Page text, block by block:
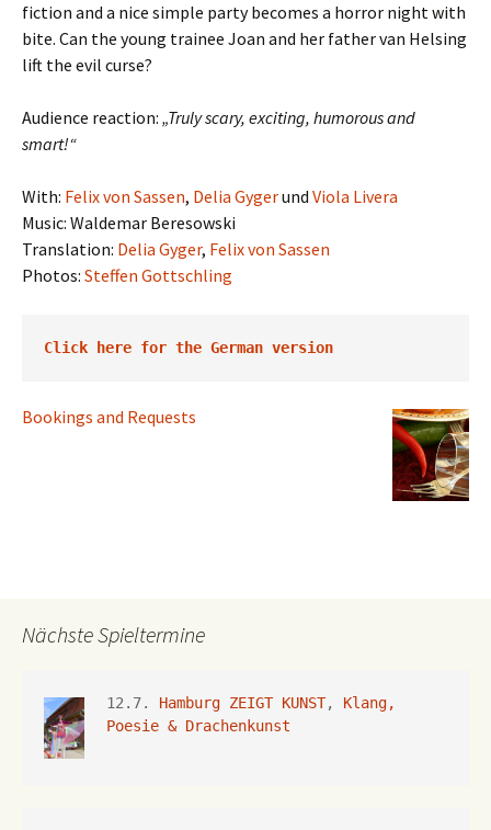
fiction and a nice simple party becomes a horror night with
bite. Can the young trainee Joan and her father van Helsing
lift the evil curse?
Audience reaction: „Truly scary, exciting, humorous and
smart!“
With: Felix von Sassen, Delia Gygerund Viola Livera
Music: Waldemar Beresowski
Translation: Delia Gyger, Felix von Sassen
Photos: Steffen Gottschling
Click here for the German version
Bookings and Requests
Nächste Spieltermine
12.7. Hamburg ZEIGT KUNST, Klang,
Poesie & Drachenkunst